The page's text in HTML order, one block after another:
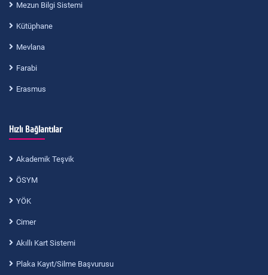
Mezun Bilgi Sistemi
Kütüphane
Mevlana
Farabi
Erasmus
Hızlı Bağlantılar
Akademik Teşvik
ÖSYM
YÖK
Cimer
Akıllı Kart Sistemi
Plaka Kayıt/Silme Başvurusu